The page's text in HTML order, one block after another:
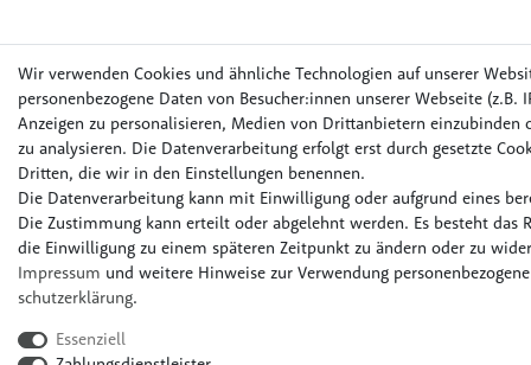
Wir verwenden Cookies und ähnliche Technologien auf unserer
personenbezogene Daten von Besucher:innen unserer Webseite (z.B.
Anzeigen zu personalisieren, Medien von Drittanbietern einzubinden
zu analysieren. Die Datenverarbeitung erfolgt erst durch gesetzte
Dritten, die wir in den Einstellungen benennen.
Die Datenverarbeitung kann mit Einwilligung oder aufgrund eines
Die Zustimmung kann erteilt oder abgelehnt werden. Es besteht das
die Einwilligung zu einem späteren Zeitpunkt zu ändern oder zu
Impressum und weitere Hinweise zur Verwendung
schutz­erklärung.
Essenziell